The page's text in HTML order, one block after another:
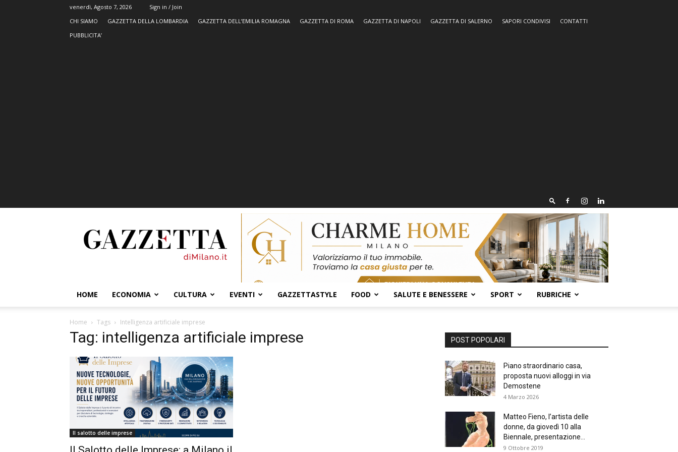
venerdì, Agosto 7, 2026
Sign in / Join
CHI SIAMO
GAZZETTA DELLA LOMBARDIA GAZZETTA DELL’EMILIA ROMAGNA GAZZETTA DI ROMA GAZZETTA DI NAPOLI GAZZETTA DI SALERNO SAPORI CONDIVISI
CONTATTI
PUBBLICITA’
HOME ECONOMIA CULTURA EVENTI GAZZETTASTYLE FOOD SALUTE E BENESSERE SPORT RUBRICHE
Home Tags Intelligenza artificiale imprese
Tag: intelligenza artificiale imprese
Il salotto delle imprese
POST POPOLARI
Piano straordinario casa,
proposta nuovi alloggi in via
Demostene
4 Marzo 2026
Matteo Fieno, l’artista delle
donne, da giovedì 10 alla
Biennale, presentazione...
9 Ottobre 2019